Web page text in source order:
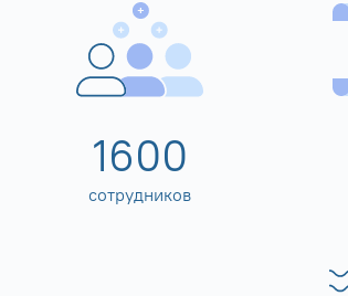
1600
сотрудников